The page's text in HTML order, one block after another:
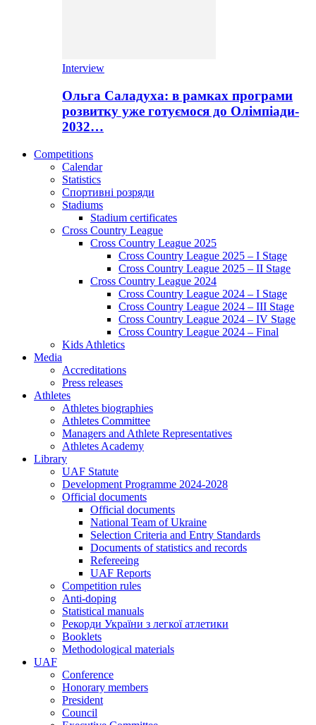
Interview
Ольга Саладуха: в рамках програми
розвитку уже готуємося до Олімпіади-
2032…
Competitions
Calendar
Statistics
Спортивні розряди
Stadiums
Stadium certificates
Cross Country League
Cross Country League 2025
Cross Country League 2025 – I Stage
Cross Country League 2025 – II Stage
Cross Country League 2024
Cross Country League 2024 – I Stage
Cross Country League 2024 – III Stage
Cross Country League 2024 – IV Stage
Cross Country League 2024 – Final
Kids Athletics
Media
Accreditations
Press releases
Athletes
Athletes biographies
Athletes Committee
Managers and Athlete Representatives
Athletes Academy
Library
UAF Statute
Development Programme 2024-2028
Official documents
Official documents
National Team of Ukraine
Selection Criteria and Entry Standards
Documents of statistics and records
Refereeing
UAF Reports
Competition rules
Anti-doping
Statistical manuals
Рекорди України з легкої атлетики
Booklets
Methodological materials
UAF
Conference
Honorary members
President
Council